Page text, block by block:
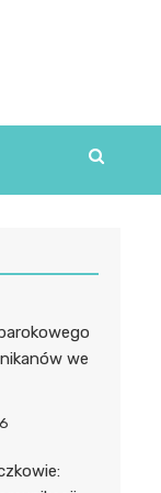
we